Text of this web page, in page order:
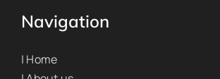
Navigation
| Home